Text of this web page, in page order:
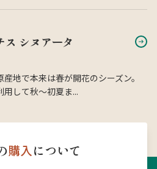
ス シヌアータ
地で本来は春が開花のシーズン。
して秋〜初夏ま...
購入について